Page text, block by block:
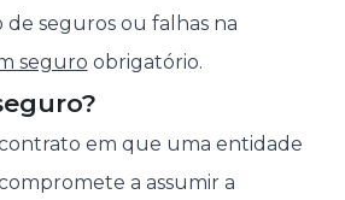
seguros ou falhas na
seguro obrigatório.
em que uma entidade
a assumir a